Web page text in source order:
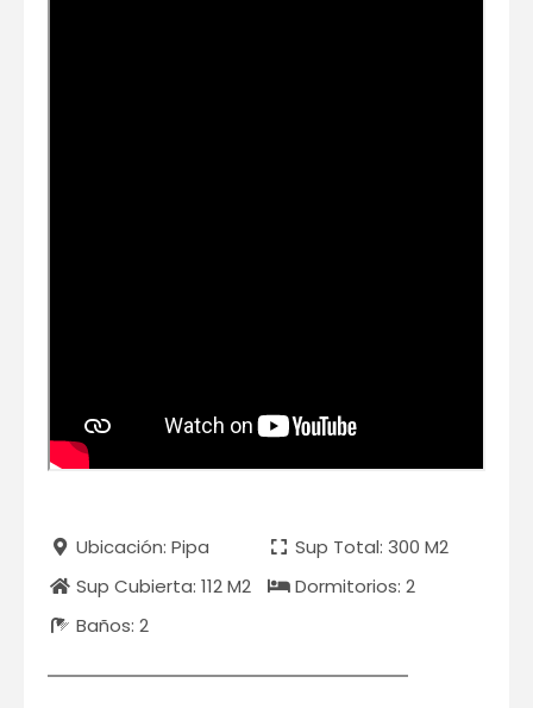
Ubicación: Pipa
Sup Total: 300 M2
Sup Cubierta: 112 M2
Dormitorios: 2
Baños: 2